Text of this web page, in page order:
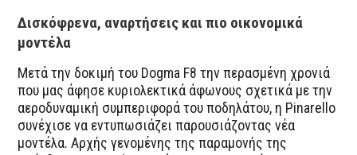
Δισκόφρενα, αναρτήσεις και πιο οικονομικά
μοντέλα
Μετά την δοκιμή του Dogma F8 την περασμένη χρονιά
που μας άφησε κυριολεκτικά άφωνους σχετικά με την
αεροδυναμική συμπεριφορά του ποδηλάτου, η Pinarello
συνέχισε να εντυπωσιάζει παρουσιάζοντας νέα
μοντέλα. Αρχής γενομένης της παραμονής της